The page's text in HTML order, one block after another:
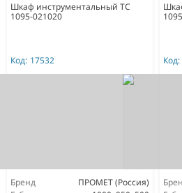
Шкаф инструментальный TС
1095-021020
Код: 17532
Бренд
ПРОМЕТ (Россия)
Код: